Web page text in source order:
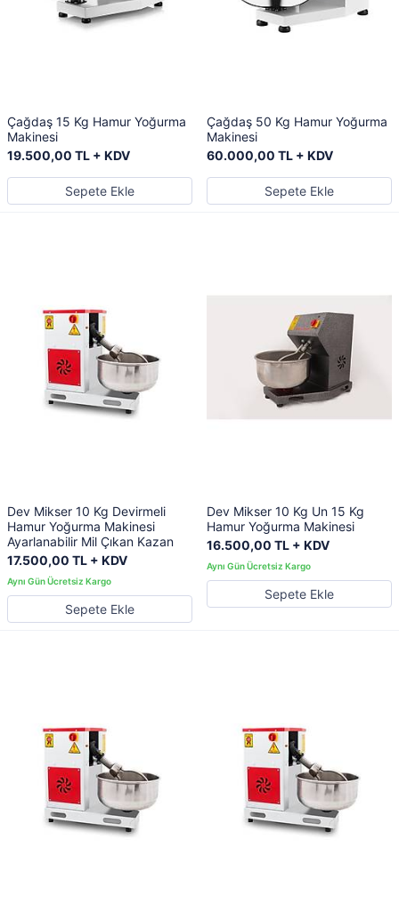
Çağdaş 15 Kg Hamur Yoğurma
Makinesi
19.500,00 TL + KDV
Sepete Ekle
Çağdaş 50 Kg Hamur Yoğurma
Makinesi
60.000,00 TL + KDV
Sepete Ekle
Dev Mikser 10 Kg Devirmeli
Hamur Yoğurma Makinesi
Ayarlanabilir Mil Çıkan Kazan
17.500,00 TL + KDV
Sepete Ekle
Dev Mikser 10 Kg Un 15 Kg
Hamur Yoğurma Makinesi
16.500,00 TL + KDV
Sepete Ekle